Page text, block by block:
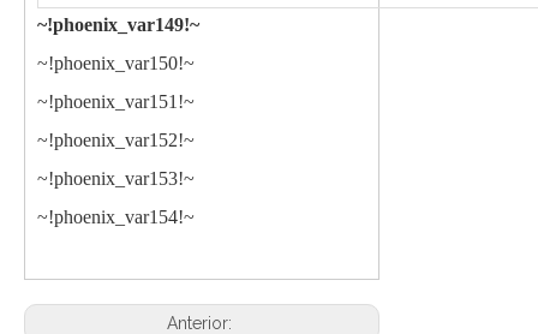
~!phoenix_var149!~
~!phoenix_var150!~
~!phoenix_var151!~
~!phoenix_var152!~
~!phoenix_var153!~
~!phoenix_var154!~
Anterior: